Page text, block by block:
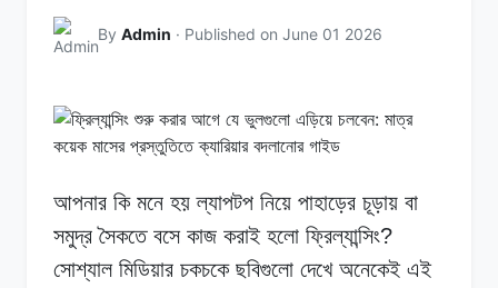
By Admin · Published on June 01 2026
আপনার কি মনে হয় ল্যাপটপ নিয়ে পাহাড়ের চূড়ায় বা
সমুদ্র সৈকতে বসে কাজ করাই হলো ফ্রিল্যান্সিং?
সোশ্যাল মিডিয়ার চকচকে ছবিগুলো দেখে অনেকেই এই